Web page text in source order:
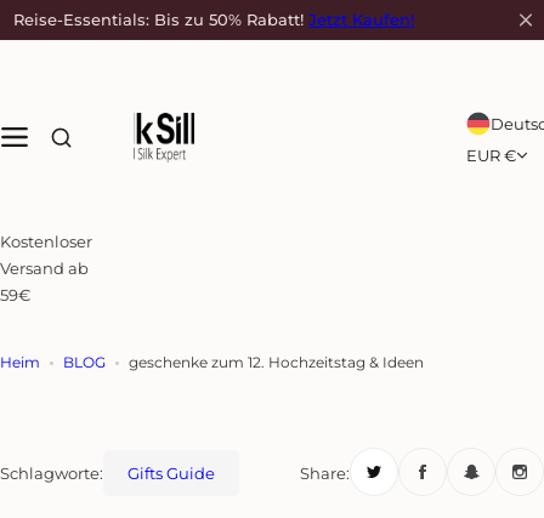
Reise-Essentials: Bis zu 50% Rabatt!Jetzt Kaufen!
Kostenloser
Versand ab
59€
EUR €
Heim BLOG geschenke zum 12. Hochzeitstag & Ideen
Schlagworte: Gifts Guide Share:
u
h
s
p
r
n